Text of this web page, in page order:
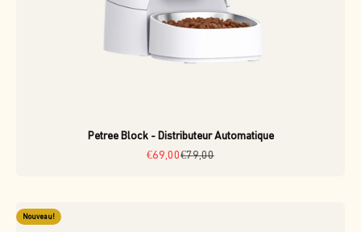
Petree Block - Distributeur Automatique
Prix de vente
€69,00Prix normal
€79,00
Nouveau!